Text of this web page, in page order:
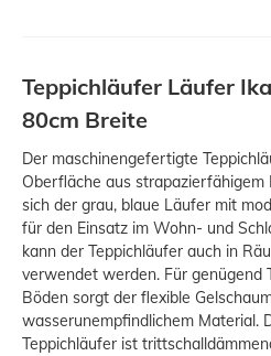
Teppichläufer Läufer
80cm Breite
Der maschinengefertigte
Oberfläche aus strapazierfähigem
sich der grau, blaue Läufer mit
für den Einsatz im Wohn- und
kann der Teppichläufer auch in
verwendet werden. Für
Böden sorgt der flexible
wasserunempfindlichem Material.
Teppichläufer ist